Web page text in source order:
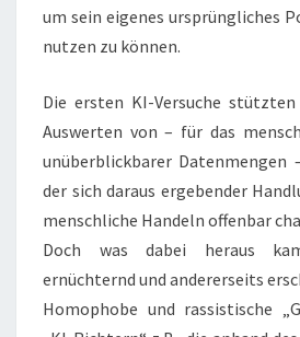
um sein eigenes ursprüngliches
nutzen zu können.
Die ersten KI-Versuche
Auswerten von – für das
unüberblickbarer Datenmengen
der sich daraus ergebender
menschliche Handeln offenbar
Doch was dabei heraus
ernüchternd und andererseits
Homophobe und rassistische